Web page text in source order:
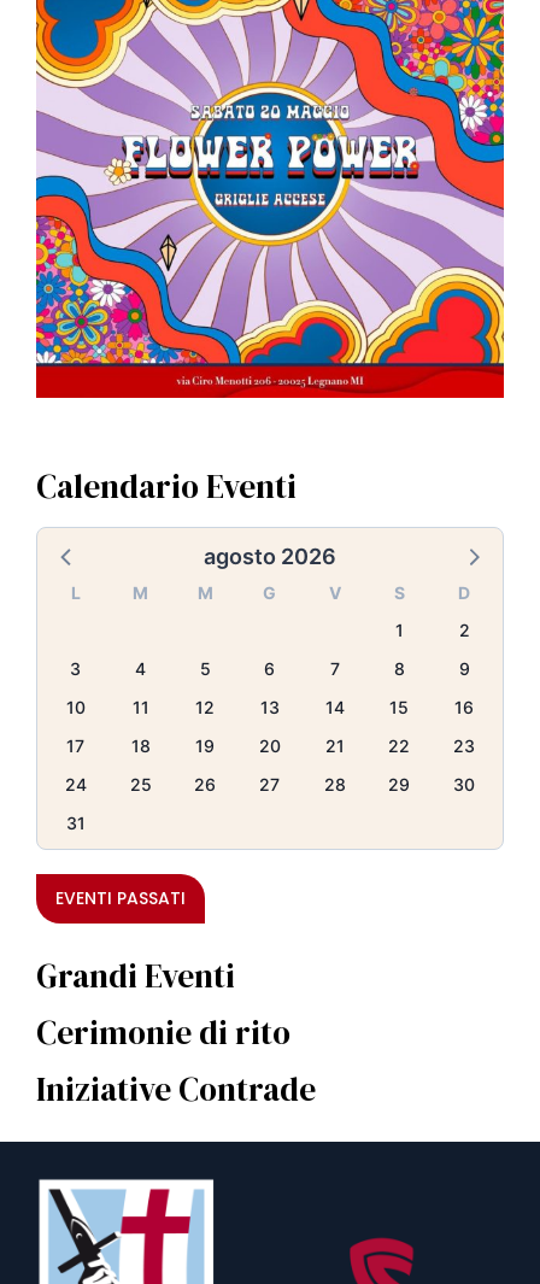
Calendario Eventi
agosto 2026
L M M G V S
D
1
2
3
4 5 6 7 8
9
10
11 12 13 14 15
16
17
18 19 20 21 22
23
24
25 26 27 28 29
30
31
EVENTI PASSATI
Grandi Eventi
Cerimonie di rito
Iniziative Contrade